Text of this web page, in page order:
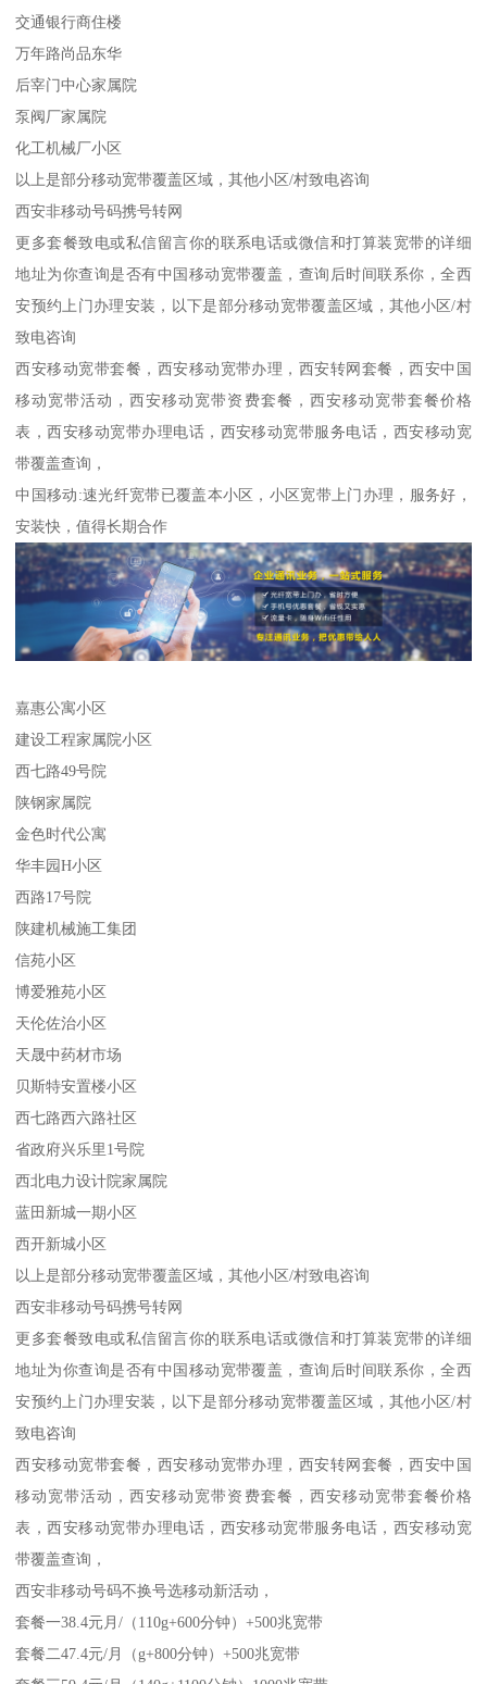
交通银行商住楼
万年路尚品东华
后宰门中心家属院
泵阀厂家属院
化工机械厂小区
以上是部分移动宽带覆盖区域，其他小区/村致电咨询
西安非移动号码携号转网
更多套餐致电或私信留言你的联系电话或微信和打算装宽带的详细
地址为你查询是否有中国移动宽带覆盖，查询后时间联系你，全西
安预约上门办理安装，以下是部分移动宽带覆盖区域，其他小区/村
致电咨询
西安移动宽带套餐，西安移动宽带办理，西安转网套餐，西安中国
移动宽带活动，西安移动宽带资费套餐，西安移动宽带套餐价格
表，西安移动宽带办理电话，西安移动宽带服务电话，西安移动宽
带覆盖查询，
中国移动:速光纤宽带已覆盖本小区，小区宽带上门办理，服务好，
安装快，值得长期合作
嘉惠公寓小区
建设工程家属院小区
西七路49号院
陕钢家属院
金色时代公寓
华丰园H小区
西路17号院
陕建机械施工集团
信苑小区
博爱雅苑小区
天伦佐治小区
天晟中药材市场
贝斯特安置楼小区
西七路西六路社区
省政府兴乐里1号院
西北电力设计院家属院
蓝田新城一期小区
西开新城小区
以上是部分移动宽带覆盖区域，其他小区/村致电咨询
西安非移动号码携号转网
更多套餐致电或私信留言你的联系电话或微信和打算装宽带的详细
地址为你查询是否有中国移动宽带覆盖，查询后时间联系你，全西
安预约上门办理安装，以下是部分移动宽带覆盖区域，其他小区/村
致电咨询
西安移动宽带套餐，西安移动宽带办理，西安转网套餐，西安中国
移动宽带活动，西安移动宽带资费套餐，西安移动宽带套餐价格
表，西安移动宽带办理电话，西安移动宽带服务电话，西安移动宽
带覆盖查询，
西安非移动号码不换号选移动新活动，
套餐一38.4元月/（110g+600分钟）+500兆宽带
套餐二47.4元/月（g+800分钟）+500兆宽带